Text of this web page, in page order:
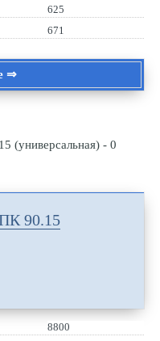
625
671
⇒
90.15
8800